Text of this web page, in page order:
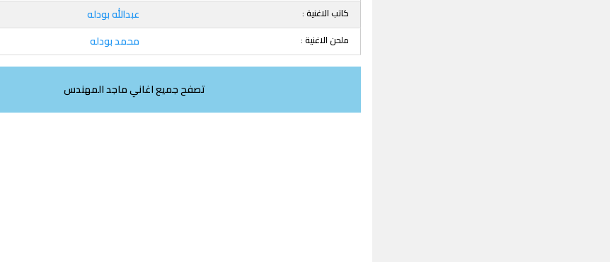
كاتب الاغنية : عبدالله بودله
ملحن الاغنية : محمد بودله
تصفح جميع اغاني ماجد المهندس